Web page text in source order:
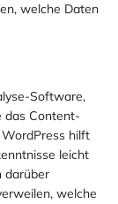
welche Daten
Software,
das Content-
hilft
leicht
darüber
welche